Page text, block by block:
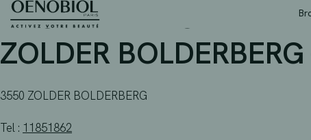
SkipAPOTHEEK
ZOLDER
3550 ZOLDER BOLDERBERG
Tel : 11851862